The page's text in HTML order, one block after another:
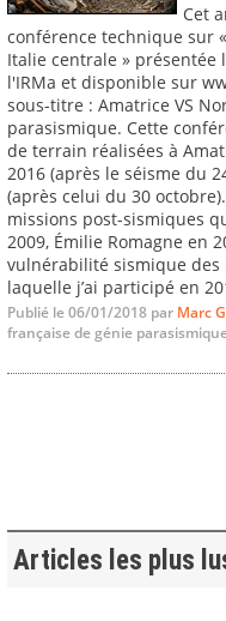
Cet
conférence technique sur
Italie centrale » présentée
l'IRMa et disponible sur
sous-titre : Amatrice VS
parasismique. Cette
de terrain réalisées à
2016 (après le séisme du
(après celui du 30
missions post-sismiques
2009, Émilie Romagne en
vulnérabilité sismique
laquelle j’ai participé en
Publié le 06/01/2018 par Marc
française de génie
Articles les plus